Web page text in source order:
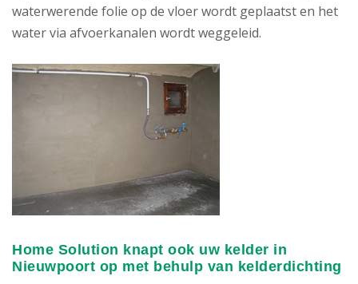
waterwerende folie op de vloer wordt geplaatst en het
water via afvoerkanalen wordt weggeleid.
Home Solution knapt ook uw kelder in
Nieuwpoort op met behulp van kelderdichting